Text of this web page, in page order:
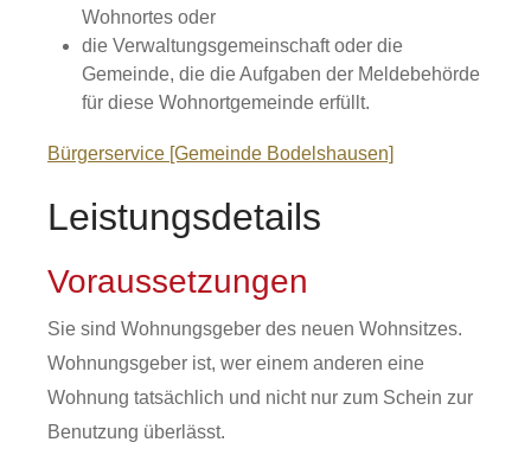
Wohnortes oder
die Verwaltungsgemeinschaft oder die
Gemeinde, die die Aufgaben der Meldebehörde
für diese Wohnortgemeinde erfüllt.
Bürgerservice [Gemeinde Bodelshausen]
Leistungsdetails
Voraussetzungen
Sie sind Wohnungsgeber des neuen Wohnsitzes.
Wohnungsgeber ist, wer einem anderen eine
Wohnung tatsächlich und nicht nur zum Schein zur
Benutzung überlässt.